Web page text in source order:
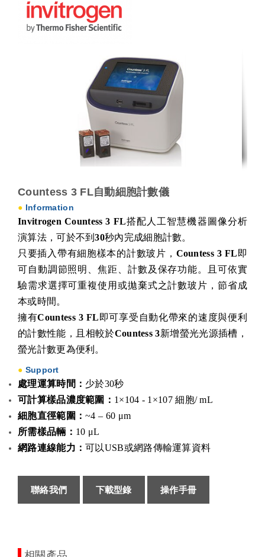
Countess 3 FL自動細胞計數儀
● Information
Invitrogen Countess 3 FL搭配人工智慧機器圖像分析
演算法，可於不到30秒內完成細胞計數。
只要插入帶有細胞樣本的計數玻片， Countess 3 FL 即
可自動調節照明、焦距、計數及保存功能。且可依實
驗需求選擇可重複使用或拋棄式之計數玻片，節省成
本或時間。
擁有Countess 3 FL 即可享受自動化帶來的速度與便利
的計數性能，且相較於Countess 3新增螢光光源插槽，
螢光計數更為便利。
● Support
處理運算時間： 少於30秒
可計算樣品濃度範圍： 1×104 - 1×107 細胞/ mL
細胞直徑範圍：~4 – 60 μm
所需樣品輛： 10 μL
網路連線能力 ：可以USB或網路傳輸運算資料
聯絡我們 下載型錄 操作手冊